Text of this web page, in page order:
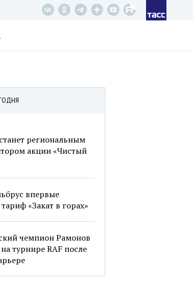
региональным
акции «Чистый
впервые
тариф «Закат в горах»
чемпион Рамонов
турнире RAF после